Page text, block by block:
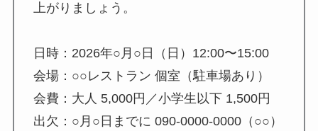
上がりましょう。
日時：2026年○月○日（日）12:00〜15:00
会場：○○レストラン 個室（駐車場あり）
会費：大人 5,000円／小学生以下 1,500円
出欠：○月○日までに 090-0000-0000（○○）